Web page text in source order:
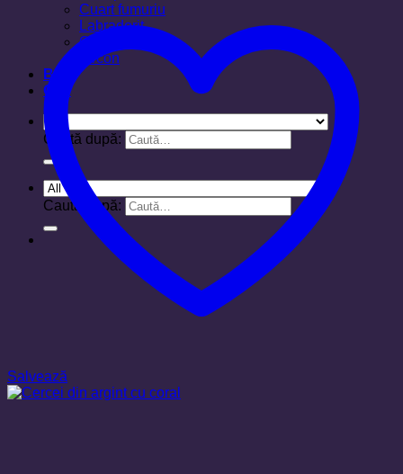
Cuart fumuriu
Labradorit
Ochi de tigru
Zircon
Blog
Cos
Caută după:
Caută după:
Salvează